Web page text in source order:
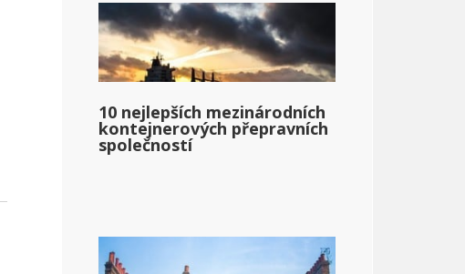
10 nejlepších mezinárodních
kontejnerových přepravních
společností